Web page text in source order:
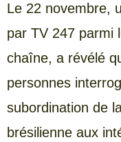
Le 22 novembre,
par TV 247 parmi
chaîne, a révélé
personnes
subordination de
brésilienne aux